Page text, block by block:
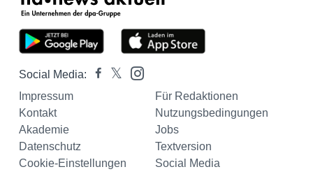
Social Media:
Impressum
Für Redaktionen
Kontakt
Nutzungsbedingungen
Akademie
Jobs
Datenschutz
Textversion
Cookie-Einstellungen
Social Media